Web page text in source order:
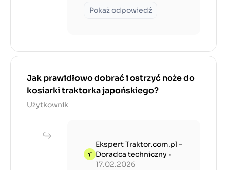
Pokaż odpowiedź
Jak prawidłowo dobrać i ostrzyć noże do
kosiarki traktorka japońskiego?
Użytkownik
Ekspert Traktor.com.pl –
Doradca techniczny •
17.02.2026